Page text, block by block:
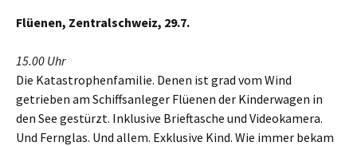
Flüenen, Zentralschweiz, 29.7.
15.00 Uhr
Die Katastrophenfamilie. Denen ist grad vom Wind
getrieben am Schiffsanleger Flüenen der Kinderwagen in
den See gestürzt. Inklusive Brieftasche und Videokamera.
Und Fernglas. Und allem. Exklusive Kind. Wie immer bekam